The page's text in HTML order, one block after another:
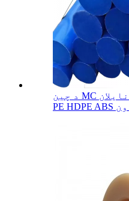
د چین MC کاسټ نایلان PA66 پلاستيکي PP